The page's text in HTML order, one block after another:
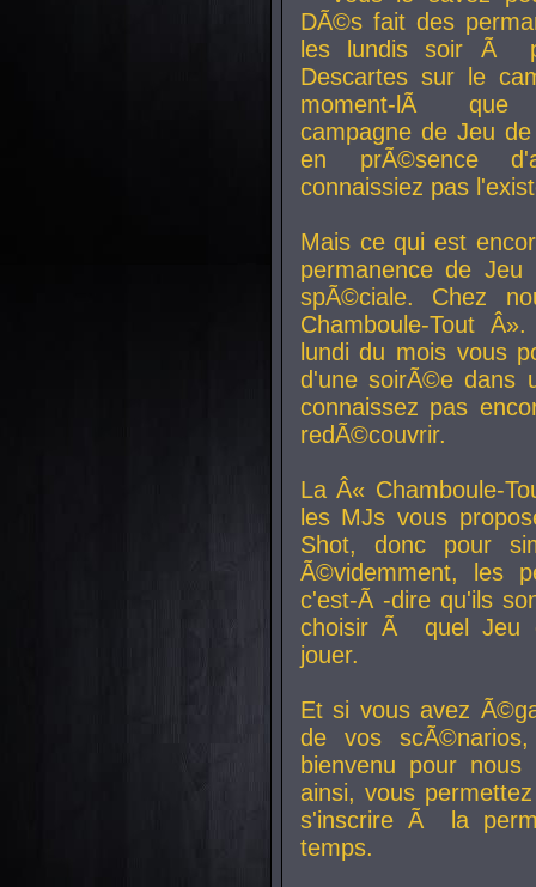
DÃ©s fait des
les lundis soir Ã
Descartes sur le
moment-lÃ que
campagne de Jeu
en prÃ©sence
connaissiez pas
Mais ce qui est
permanence de
spÃ©ciale. Chez
Chamboule-Tout
lundi du mois vous
d'une soirÃ©e dans
connaissez pas
redÃ©couvrir.
La Â« Chamboule-
les MJs vous
Shot, donc pour
Ã©videmment, les
c'est-Ã -dire qu'ils
choisir Ã quel Jeu
jouer.
Et si vous avez
de vos
bienvenu pour
ainsi, vous
s'inscrire Ã la
temps.